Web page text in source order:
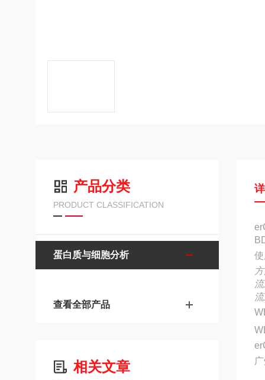
产品分类
PRODUCT CLASSIFICATION
蛋白质与细胞分析
查看全部产品
相关文章